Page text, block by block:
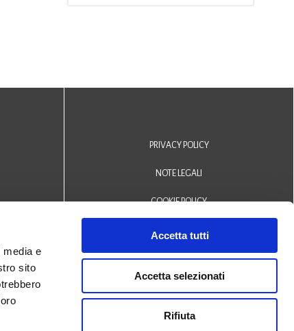
media e
sito
Accetta tutti
Accetta selezionati
Rifiuta
PRIVACY POLICY
NOTE LEGALI
COOKIE POLICY
DICHIARAZIONE DI ACCESSIBILITÀ
© 2024 Biblioteca Comunale
San Biagio Monselice -